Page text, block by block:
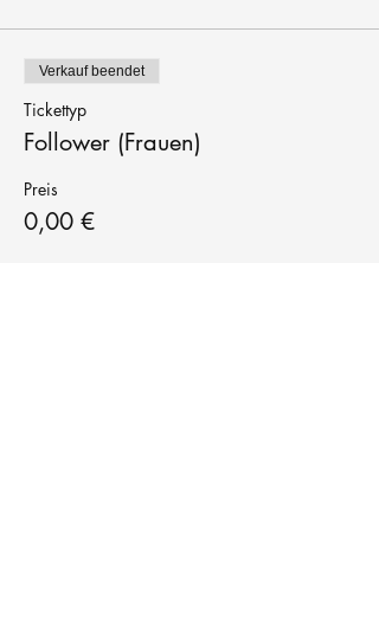
Verkauf beendet
Tickettyp
Follower (Frauen)
Preis
0,00 €